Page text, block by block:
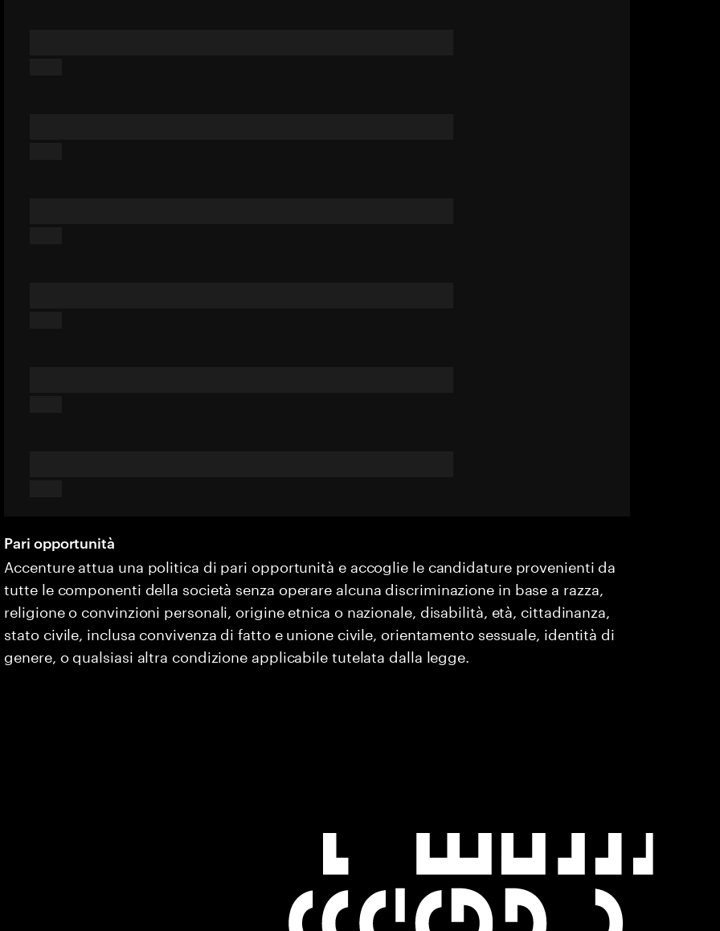
Pari opportunità
Accenture attua una politica di pari opportunità e accoglie le candidature provenienti da
tutte le componenti della società senza operare alcuna discriminazione in base a razza,
religione o convinzioni personali, origine etnica o nazionale, disabilità, età, cittadinanza,
stato civile, inclusa convivenza di fatto e unione civile, orientamento sessuale, identità di
genere, o qualsiasi altra condizione applicabile tutelata dalla legge.